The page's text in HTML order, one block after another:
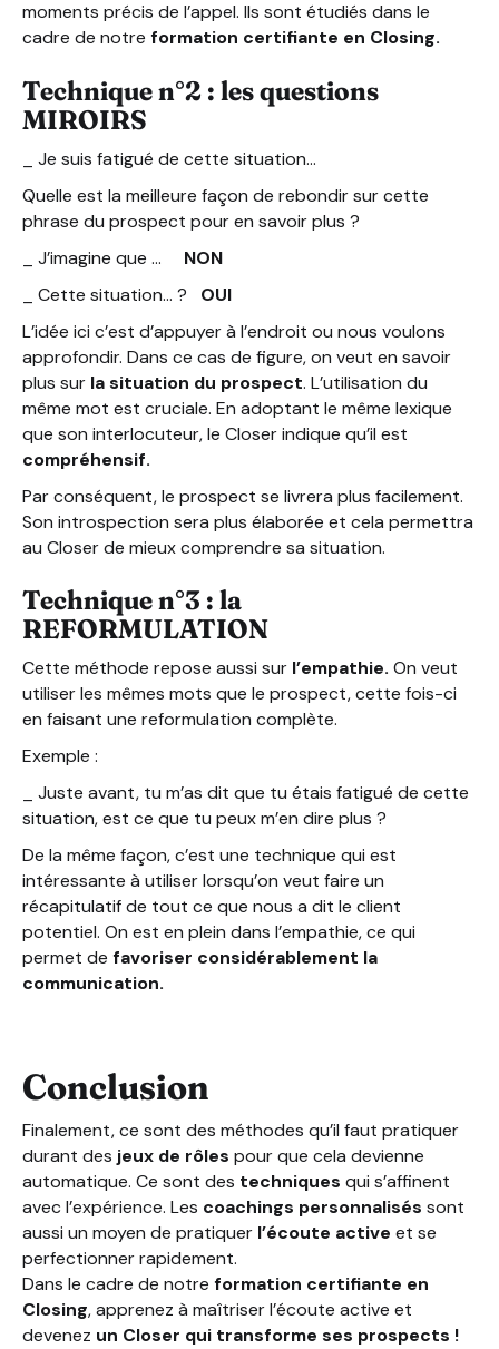
moments précis de l’appel. Ils sont étudiés dans le
cadre de notre formation certifiante en Closing.
Technique n°2 : les questions
MIROIRS
_ Je suis fatigué de cette situation…
Quelle est la meilleure façon de rebondir sur cette
phrase du prospect pour en savoir plus ?
_ J’imagine que … NON
_ Cette situation… ? OUI
L’idée ici c’est d’appuyer à l’endroit ou nous voulons
approfondir. Dans ce cas de figure, on veut en savoir
plus sur la situation du prospect. L’utilisation du
même mot est cruciale. En adoptant le même lexique
que son interlocuteur, le Closer indique qu’il est
compréhensif.
Par conséquent, le prospect se livrera plus facilement.
Son introspection sera plus élaborée et cela permettra
au Closer de mieux comprendre sa situation.
Technique n°3 : la
REFORMULATION
Cette méthode repose aussi sur l’empathie. On veut
utiliser les mêmes mots que le prospect, cette fois-ci
en faisant une reformulation complète.
Exemple :
_ Juste avant, tu m’as dit que tu étais fatigué de cette
situation, est ce que tu peux m’en dire plus ?
De la même façon, c’est une technique qui est
intéressante à utiliser lorsqu’on veut faire un
récapitulatif de tout ce que nous a dit le client
potentiel. On est en plein dans l’empathie, ce qui
permet de favoriser considérablement la
communication.
Conclusion
Finalement, ce sont des méthodes qu’il faut pratiquer
durant des jeux de rôles pour que cela devienne
automatique. Ce sont des techniques qui s’affinent
avec l’expérience. Les coachings personnalisés sont
aussi un moyen de pratiquer l’écoute active et se
perfectionner rapidement.
Dans le cadre de notre formation certifiante en
Closing, apprenez à maîtriser l’écoute active et
devenez un Closer qui transforme ses prospects !